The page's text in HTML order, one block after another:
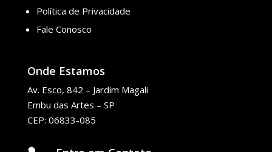
Política de Privacidade
Fale Conosco
Onde Estamos
Av. Esco, 842 – Jardim Magali
Embu das Artes – SP
CEP: 06833-085